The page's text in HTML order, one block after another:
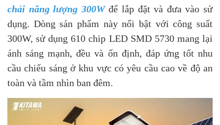
chải năng lượng 300Wđể lắp đặt và đưa vào sử
dụng. Dòng sản phẩm này nổi bật với công suất
300W, sử dụng 610 chip LED SMD 5730 mang lại
ánh sáng mạnh, đều và ổn định, đáp ứng tốt nhu
cầu chiếu sáng ở khu vực có yêu cầu cao về độ an
toàn và tầm nhìn ban đêm.